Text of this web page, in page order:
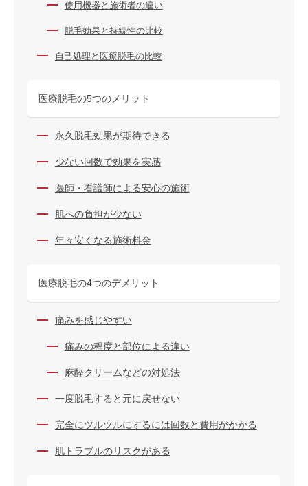
使用機器と施術者の違い
脱毛効果と持続性の比較
自己処理と医療脱毛の比較
医療脱毛の5つのメリット
永久脱毛効果が期待できる
少ない回数で効果を実感
医師・看護師による安心の施術
肌への負担が少ない
年々安くなる施術料金
医療脱毛の4つのデメリット
痛みを感じやすい
痛みの程度と部位による違い
麻酔クリームなどの対処法
一度脱毛すると元に戻せない
完全にツルツルにするには回数と費用がかかる
肌トラブルのリスクがある